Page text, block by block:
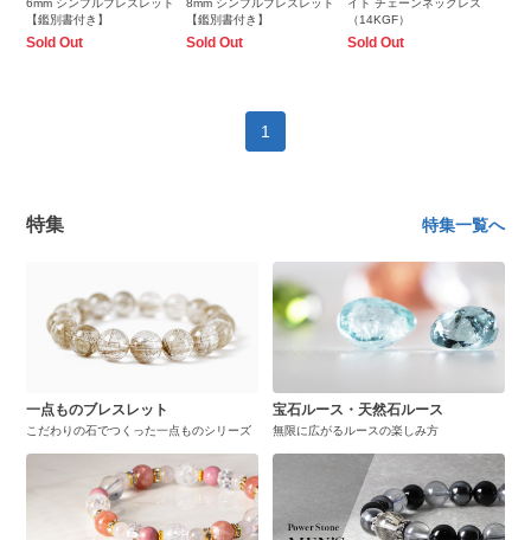
【鑑別書付き】
Sold Out
【鑑別書付き】
Sold Out
（14KGF）
Sold Out
1
特集 特集一覧へ
一点ものブレスレット
こだわりの石でつくった一点ものシリーズ
宝石ルース・天然石ルース
無限に広がるルースの楽しみ方